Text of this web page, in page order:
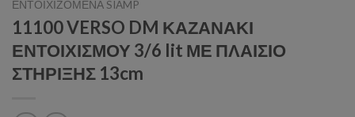
ΕΝΤΟΙΧΙΖΟΜΕΝΑ SIAMP
11100 VERSO DM ΚΑΖΑΝΑΚΙ
ΕΝΤΟΙΧΙΣΜΟΥ 3/6 lit ΜΕ ΠΛΑΙΣΙΟ
ΣΤΗΡΙΞΗΣ 13cm